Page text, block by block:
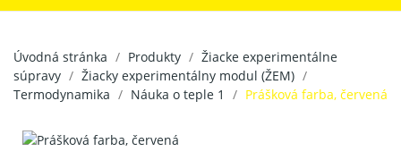
Úvodná stránka Produkty
Žiacke experimentálne
súpravy
Žiacky experimentálny modul (ŽEM)
Termodynamika
Náuka o teple 1 Prášková farba, červená